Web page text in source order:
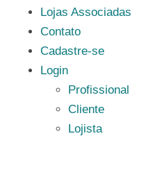
Lojas Associadas
Contato
Cadastre-se
Login
Profissional
Cliente
Lojista